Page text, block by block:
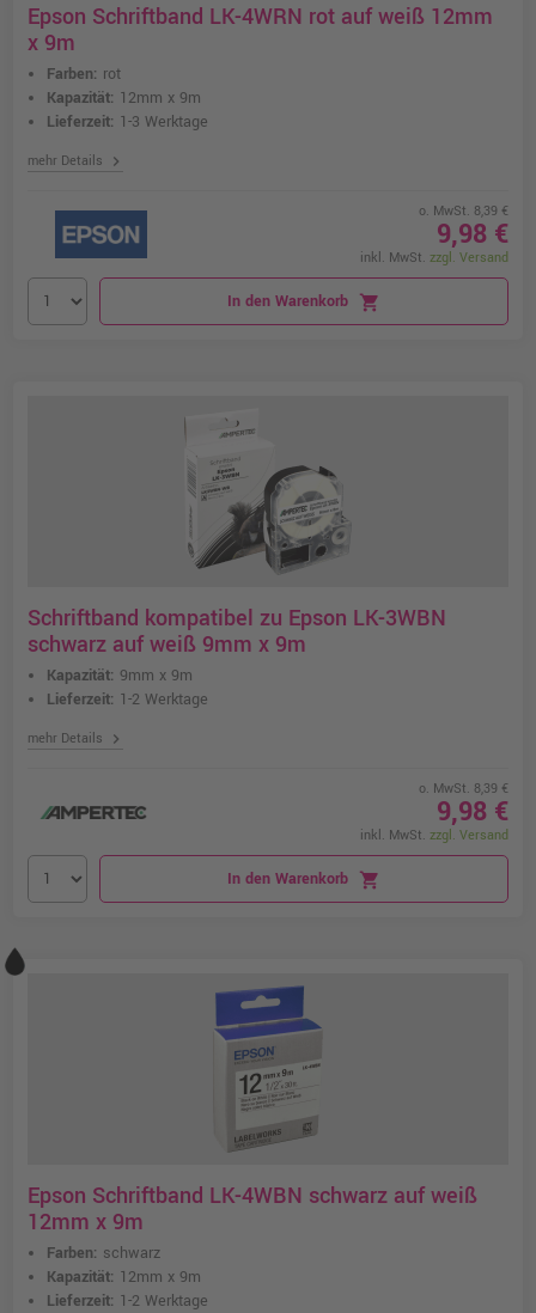
Epson Schriftband LK-4WRN rot auf weiß 12mm
x 9m
Farben: rot
Kapazität: 12mm x 9m
Lieferzeit: 1-3 Werktage
mehr Details chevron_right
o. MwSt. 8,39 €
9,98 €
inkl. MwSt. zzgl. Versand
In den Warenkorb shopping_cart
Schriftband kompatibel zu Epson LK-3WBN
schwarz auf weiß 9mm x 9m
Kapazität: 9mm x 9m
Lieferzeit: 1-2 Werktage
mehr Details chevron_right
o. MwSt. 8,39 €
9,98 €
inkl. MwSt. zzgl. Versand
In den Warenkorb shopping_cart
Epson Schriftband LK-4WBN schwarz auf weiß
12mm x 9m
Farben: schwarz
Kapazität: 12mm x 9m
Lieferzeit: 1-2 Werktage